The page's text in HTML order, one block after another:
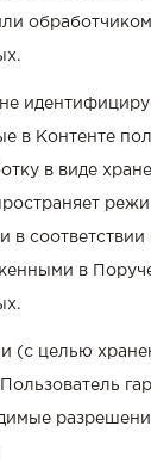
в Контенте
в виде
в соответствии
в
(с целью